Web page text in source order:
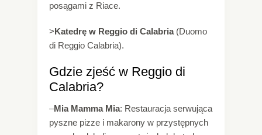
posągami z Riace.
>Katedrę w Reggio di Calabria(Duomo
di Reggio Calabria).
Gdzie zjeść w Reggio di
Calabria?
–Mia Mamma Mia: Restauracja serwująca
pyszne pizze i makarony w przystępnych